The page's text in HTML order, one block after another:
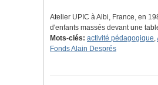
Atelier UPIC à Albi, France, en
d'enfants massés devant une
Mots-clés: activité pédagogique,
Fonds Alain Després